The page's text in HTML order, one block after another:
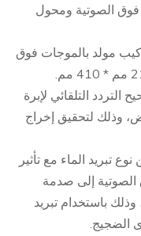
الصوتية ومحول
مولد بالموجات فوق
الصوتية في صندوق حديد 450 مم * 210 مم * 410 مم.
التردد التلقائي لإبرة
وذلك لتحقيق إخراج
تبريد الماء مع تأثير
إلى صدمة
باستخدام تبريد
الضجيج.